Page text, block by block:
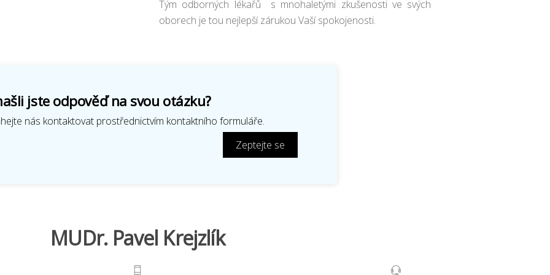
Tým odborných lékařů s mnohaletými zkušenosti ve svých
oborech je tou nejlepší zárukou Vaší spokojenosti.
jste odpověď na svou otázku?
nás kontaktovat prostřednictvím kontaktního formuláře.
Zeptejte se
MUDr. Pavel Krejzlík